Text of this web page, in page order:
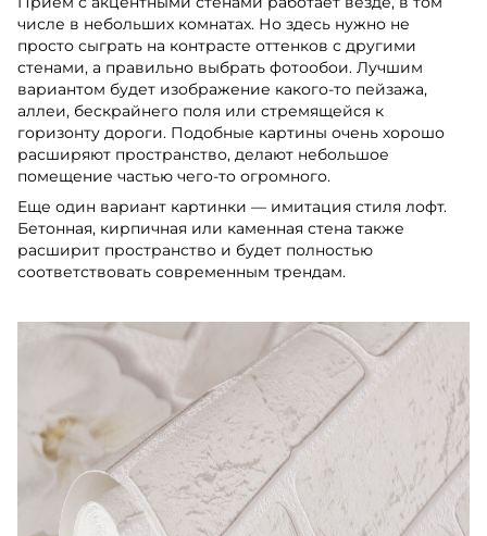
числе в небольших комнатах. Но здесь нужно не
просто сыграть на контрасте оттенков с другими
стенами, а правильно выбрать фотообои. Лучшим
вариантом будет изображение какого-то пейзажа,
аллеи, бескрайнего поля или стремящейся к
горизонту дороги. Подобные картины очень хорошо
расширяют пространство, делают небольшое
помещение частью чего-то огромного.
Еще один вариант картинки — имитация стиля лофт.
Бетонная, кирпичная или каменная стена также
расширит пространство и будет полностью
соответствовать современным трендам.